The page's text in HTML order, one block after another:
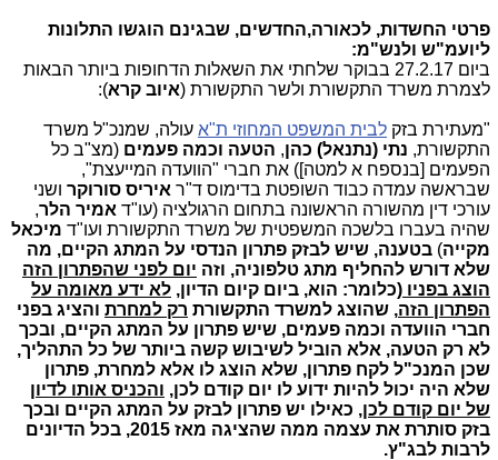
פרטי החשדות, לכאורה,החדשים, שבגינם הוגשו התלונות
ליועמ"ש ולנש"מ:
ביום 27.2.17 בבוקר שלחתי את השאלות הדחופות ביותר הבאות
לצמרת משרד התקשורת ולשר התקשורת (איוב קרא):
"מעתירת בזק לבית המשפט המחוזי ת"א עולה, שמנכ"ל משרד
התקשורת, נתי (נתנאל) כהן, הטעה וכמה פעמים (מצ"ב כל
הפעמים [בנספח א למטה]) את חברי "הוועדה המייעצת",
שבראשה עמדה כבוד השופטת בדימוס ד"ר איריס סורוקר ושני
עורכי דין מהשורה הראשונה בתחום הרגולציה (עו"ד אמיר הלר,
שהיה בעברו בלשכה המשפטית של משרד התקשורת ועו"ד מיכאל
מקייה) בטענה, שיש לבזק פתרון הנדסי על המתג הקיים, מה
שלא דורש להחליף מתג טלפוניה, וזה יום לפני שהפתרון הזה
הוצג בפניו (כלומר: הוא, ביום קיום הדיון, לא ידע מאומה על
הפתרון הזה, שהוצג למשרד התקשורת רק למחרת והציג בפני
חברי הוועדה וכמה פעמים, שיש פתרון על המתג הקיים, ובכך
לא רק הטעה, אלא הוביל לשיבוש קשה ביותר של כל התהליך,
שכן המנכ"ל לקח פתרון, שלא הוצג לו אלא למחרת, פתרון
שלא היה יכול להיות ידוע לו יום קודם לכן, והכניס אותו לדיון
של יום קודם לכן, כאילו יש פתרון לבזק על המתג הקיים ובכך
בזק סותרת את עצמה ממה שהציגה מאז 2015, בכל הדיונים
לרבות לבג"ץ.